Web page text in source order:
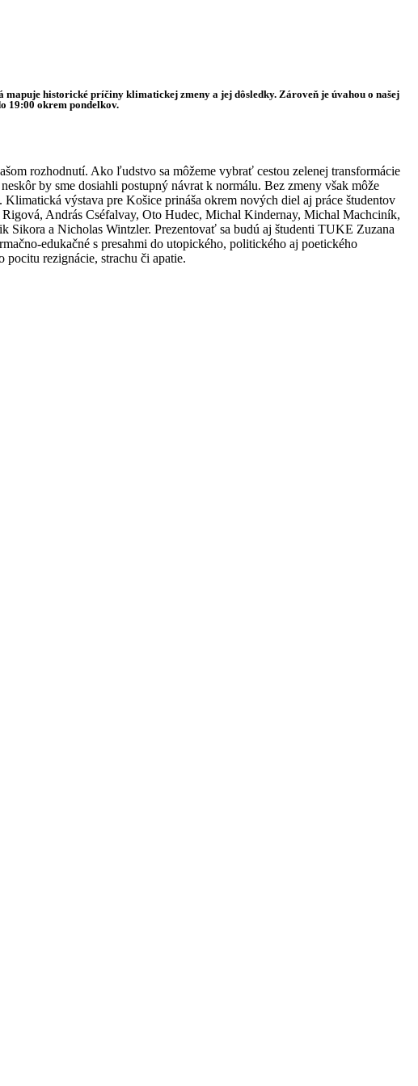
historické príčiny klimatickej zmeny a jej dôsledky. Zároveň je úvahou o našej
19:00 okrem pondelkov.
rozhodnutí. Ako ľudstvo sa môžeme vybrať cestou zelenej transformácie
by sme dosiahli postupný návrat k normálu. Bez zmeny však môže
výstava pre Košice prináša okrem nových diel aj práce študentov
András Cséfalvay, Oto Hudec, Michal Kindernay, Michal Machciník,
a Nicholas Wintzler. Prezentovať sa budú aj študenti TUKE Zuzana
edukačné s presahmi do utopického, politického aj poetického
rezignácie, strachu či apatie.